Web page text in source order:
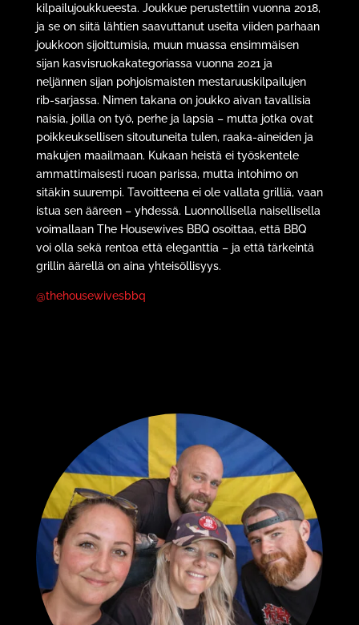
kilpailujoukkueesta. Joukkue perustettiin vuonna 2018,
ja se on siitä lähtien saavuttanut useita viiden parhaan
joukkoon sijoittumisia, muun muassa ensimmäisen
sijan kasvisruokakategoriassa vuonna 2021 ja
neljännen sijan pohjoismaisten mestaruuskilpailujen
rib-sarjassa. Nimen takana on joukko aivan tavallisia
naisia, joilla on työ, perhe ja lapsia – mutta jotka ovat
poikkeuksellisen sitoutuneita tulen, raaka-aineiden ja
makujen maailmaan. Kukaan heistä ei työskentele
ammattimaisesti ruoan parissa, mutta intohimo on
sitäkin suurempi. Tavoitteena ei ole vallata grilliä, vaan
istua sen ääreen – yhdessä. Luonnollisella naisellisella
voimallaan The Housewives BBQ osoittaa, että BBQ
voi olla sekä rentoa että eleganttia – ja että tärkeintä
grillin äärellä on aina yhteisöllisyys.
@thehousewivesbbq